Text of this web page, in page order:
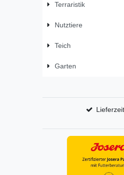
Terraristik
Nutztiere
Teich
Garten